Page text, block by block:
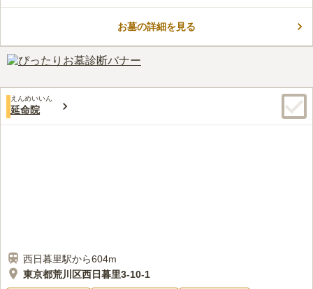
原翆軒夫妻の墓などがあります。 閑静な寺町にあり、歴史が色
ており、ご年配の方、体の不自由な方も、心静かに安心してお参
りすることができます。
口コミ評価
60代男性
周辺には花屋も有り、不便は無い。食事をする所も多数有、不便
は無い。しかし、通常法事等は別の場所を探している。
口コミの続きを読む
お墓の詳細を見る
えんめいいん
延命院
西日暮里駅から604m
東京都荒川区西日暮里3-10-1